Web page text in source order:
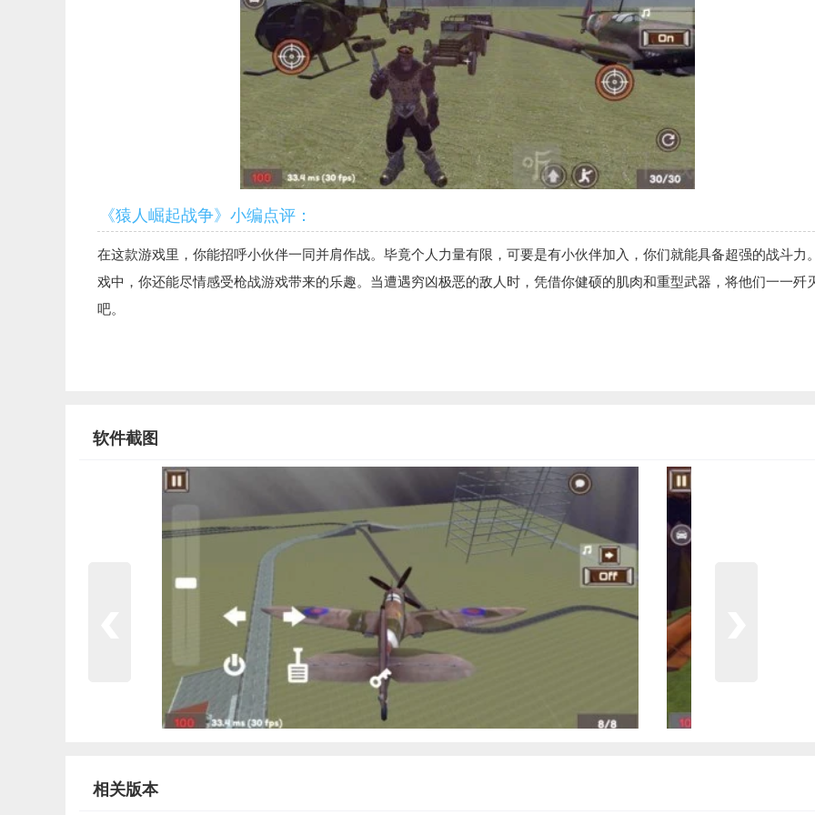
《猿人崛起战争》小编点评：
在这款游戏里，你能招呼小伙伴一同并肩作战。毕竟个人力量有限，可要是有小伙伴加入，你们就能具备超强的战斗力
戏中，你还能尽情感受枪战游戏带来的乐趣。当遭遇穷凶极恶的敌人时，凭借你健硕的肌肉和重型武器，将他们一一歼
吧。
软件截图
相关版本